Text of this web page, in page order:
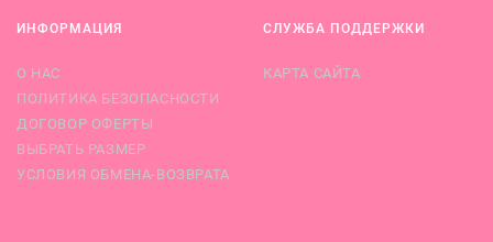
ИНФОРМАЦИЯ
О НАС
ПОЛИТИКА БЕЗОПАСНОСТИ
ДОГОВОР ОФЕРТЫ
ВЫБРАТЬ РАЗМЕР
УСЛОВИЯ ОБМЕНА-ВОЗВРАТА
СЛУЖБА ПОДДЕРЖКИ
КАРТА САЙТА